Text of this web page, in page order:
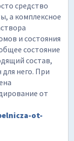
средство
а комплексное
и состояния
состояние
состав,
него. При
от
ot-